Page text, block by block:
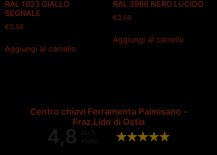
RAL 1023 GIALLO
SEGNALE
€3.50
Aggiungi al carrello
RAL 3966 NERO LUCIDO
€3.50
Aggiungi al carrello
Centro chiavi Ferramenta Palmisano -
Fraz.Lido di Ostia
4,8
Su 5
stelle